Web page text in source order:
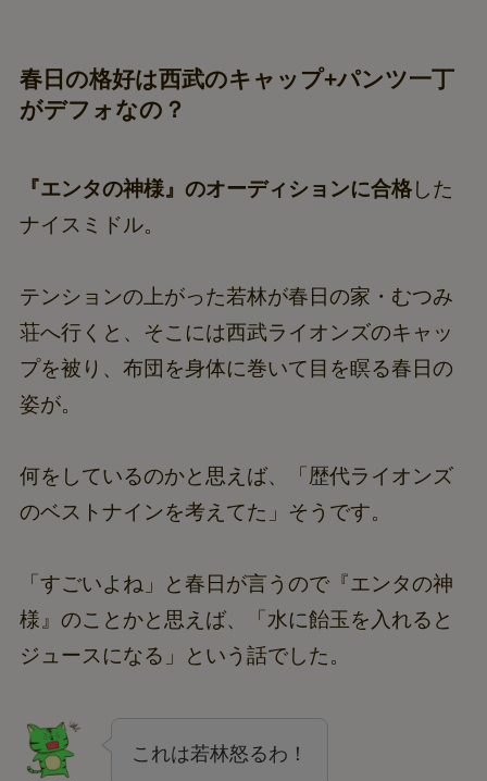
春日の格好は西武のキャップ+パンツ一丁
がデフォなの？
『エンタの神様』のオーディションに合格した
ナイスミドル。
テンションの上がった若林が春日の家・むつみ
荘へ行くと、そこには西武ライオンズのキャッ
プを被り、布団を身体に巻いて目を瞑る春日の
姿が。
何をしているのかと思えば、「歴代ライオンズ
のベストナインを考えてた」そうです。
「すごいよね」と春日が言うので『エンタの神
様』のことかと思えば、「水に飴玉を入れると
ジュースになる」という話でした。
これは若林怒るわ！